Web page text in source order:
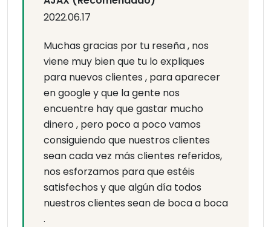
2022.06.17
Muchas gracias por tu reseña , nos
viene muy bien que tu lo expliques
para nuevos clientes , para aparecer
en google y que la gente nos
encuentre hay que gastar mucho
dinero , pero poco a poco vamos
consiguiendo que nuestros clientes
sean cada vez más clientes referidos,
nos esforzamos para que estéis
satisfechos y que algún día todos
nuestros clientes sean de boca a boca
.